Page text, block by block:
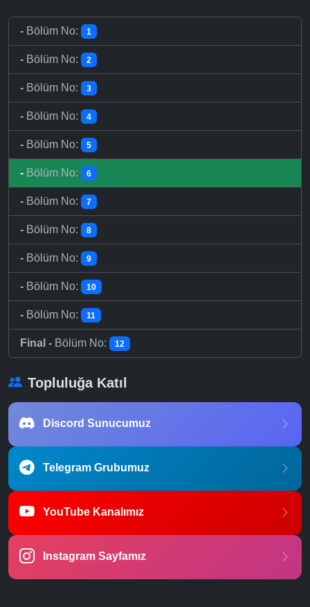
- Bölüm No: 1
- Bölüm No: 2
- Bölüm No: 3
- Bölüm No: 4
- Bölüm No: 5
- Bölüm No: 6
- Bölüm No: 7
- Bölüm No: 8
- Bölüm No: 9
- Bölüm No: 10
- Bölüm No: 11
Final - Bölüm No: 12
Topluluğa Katıl
Discord Sunucumuz
Telegram Grubumuz
YouTube Kanalımız
Instagram Sayfamız